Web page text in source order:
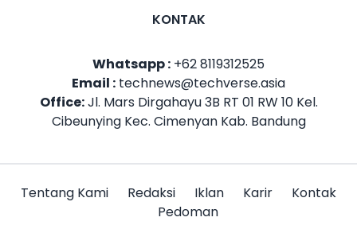
KONTAK
Whatsapp : +62 8119312525
Email : technews@techverse.asia
Office:Jl. Mars Dirgahayu 3B RT 01 RW 10 Kel.
Cibeunying Kec. Cimenyan Kab. Bandung
Tentang Kami Redaksi Iklan Karir
Kontak
Pedoman